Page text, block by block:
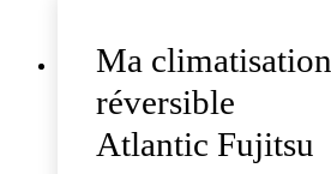
Ma climatisation
réversible
Atlantic Fujitsu